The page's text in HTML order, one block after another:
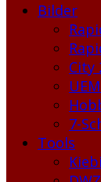
Bilder
City
7-
Tools